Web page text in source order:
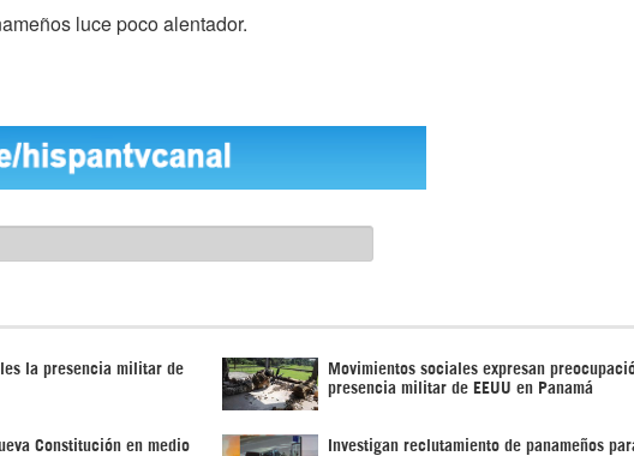
luce poco alentador.
la presencia militar de Movimientos sociales expresan
presencia militar de EEUU en Panamá
Constitución en medio Investigan reclutamiento de panameños